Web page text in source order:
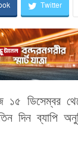
Twitter
ডিসেম্বর
দিন ব্যাপি